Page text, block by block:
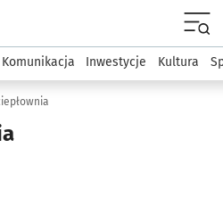
wroclaw.pl
Komunikacja Inwestycje Kultura